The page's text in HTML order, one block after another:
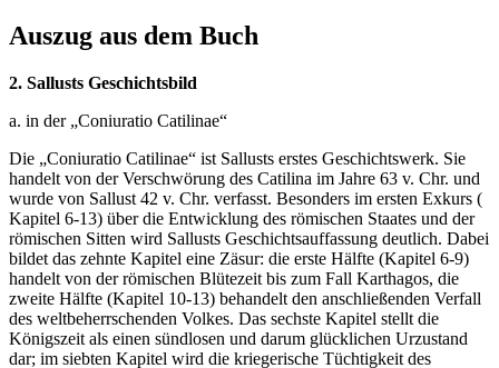
Auszug aus dem Buch
2. Sallusts Geschichtsbild
a. in der „Coniuratio Catilinae“
Die „Coniuratio Catilinae“ ist Sallusts erstes Geschichtswerk. Sie
handelt von der Verschwörung des Catilina im Jahre 63 v. Chr. und
wurde von Sallust 42 v. Chr. verfasst. Besonders im ersten Exkurs (
Kapitel 6-13) über die Entwicklung des römischen Staates und der
römischen Sitten wird Sallusts Geschichtsauffassung deutlich. Dabei
bildet das zehnte Kapitel eine Zäsur: die erste Hälfte (Kapitel 6-9)
handelt von der römischen Blütezeit bis zum Fall Karthagos, die
zweite Hälfte (Kapitel 10-13) behandelt den anschließenden Verfall
des weltbeherrschenden Volkes. Das sechste Kapitel stellt die
Königszeit als einen sündlosen und darum glücklichen Urzustand
dar; im siebten Kapitel wird die kriegerische Tüchtigkeit des